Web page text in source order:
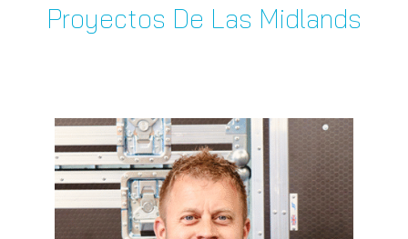
Proyectos De Las Midlands